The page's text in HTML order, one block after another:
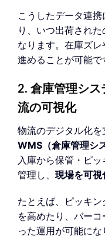
こうしたデータ連
り、いつ出荷され
なります。在庫ズ
進めることが可能で
2. 倉庫管理シ
流の可視化
物流のデジタル化
WMS（倉庫管理シ
入庫から保管・ピ
管理し、 現場を可視
たとえば、ピッキ
を高めたり、バー
った運用が可能に